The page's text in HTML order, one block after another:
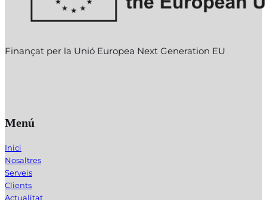
Finançat per la Unió Europea Next Generation EU
Menú
Inici
Nosaltres
Serveis
Clients
Actualitat